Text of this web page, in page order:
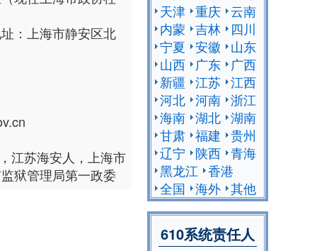
：上海市静安区北
江苏海安人，上海市
狱管理局第一政委
天津 重庆 云南
内蒙 吉林
四川
宁夏 安徽
山东
山西
广东
广西
新疆 江苏 江西
河北 河南 浙江
海南 湖北 湖南
甘肃 福建 贵州
辽宁
陕西 青海
黑龙江 香港
全国 海外 其他
610系统责任人